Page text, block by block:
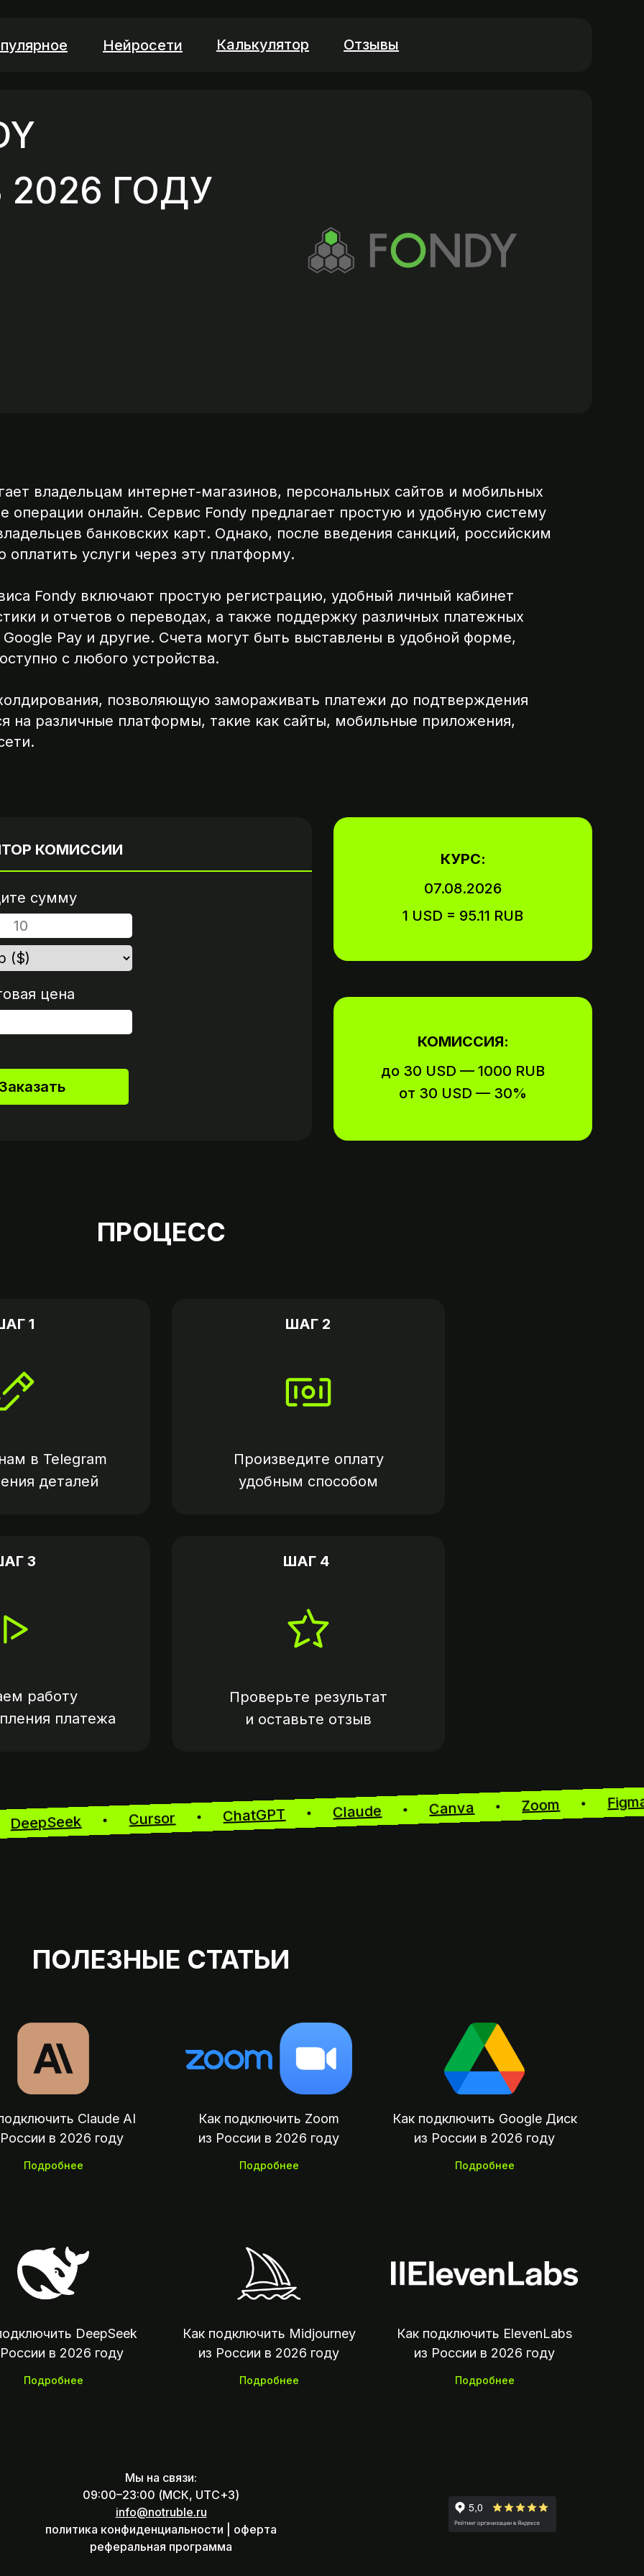
Отзывы
Калькулятор
Нейросети
ГОДУ
владельцам интернет-магазинов, персональных сайтов и мобильных
операции онлайн. Сервис Fondy предлагает простую и удобную систему
банковских карт. Однако, после введения санкций, российским
услуги через эту платформу.
Fondy включают простую регистрацию, удобный личный кабинет
и отчетов о переводах, а также поддержку различных платежных
Pay и другие. Счета могут быть выставлены в удобной форме,
с любого устройства.
позволяющую замораживать платежи до подтверждения
на различные платформы, такие как сайты, мобильные приложения,
КОМИССИИ
КОМИССИЯ:
КУРС:
07.08.2026
1 USD = 95.11 RUB
сумму
цена
до 30 USD — 1000 RUB
от 30 USD — 30%
КАЛЬКУЛЯТОР
ПРОЦЕСС
1
Произведите оплату
удобным способом
работу
платежа
Проверьте результат
и оставьте отзыв
в Telegram
деталей
ШАГ 2
3 ШАГ 4
DeepSeek Cursor ChatGPT Claude Canva Zoom
ПОЛЕЗНЫЕ СТАТЬИ
Claude AI
в 2026 году
Подробнее
Как подключить Zoom
из России в 2026 году
Подробнее
Как подключить Google Диск
из России в 2026 году
Подробнее
DeepSeek
в 2026 году
Подробнее
Как подключить Midjourney
из России в 2026 году
Подробнее
Как подключить ElevenLabs
из России в 2026 году
Подробнее
Мы на связи:
09:00–23:00 (МСК, UTC+3)
info@notruble.ru
политика конфиденциальности |
оферта
реферальная программа
подписок и отелей из России